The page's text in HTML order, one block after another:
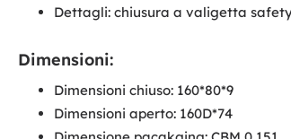
Dettagli: chiusura a valigetta
Dimensioni:
Dimensioni chiuso: 160*80*9
Dimensioni aperto: 160D*74